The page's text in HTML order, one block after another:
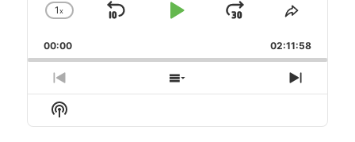
Change
Rate
1x
Skip
Play
Jump
Forward
Share
Episode
00:00 02:11:58
Previous
Episode
Show
Episodes
Next
Episode
Show
Podcast